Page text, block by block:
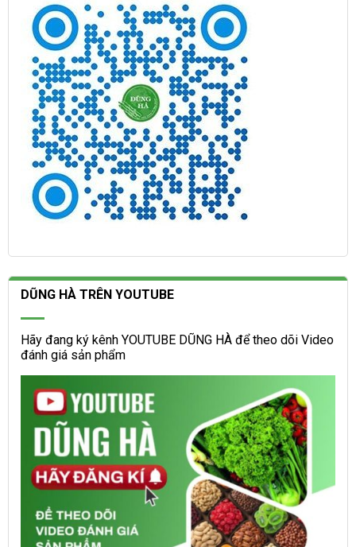
DŨNG HÀ TRÊN YOUTUBE
Hãy đang ký kênh YOUTUBE DŨNG HÀ để theo dõi Video
đánh giá sản phẩm